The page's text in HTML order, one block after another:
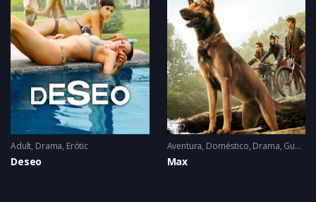
Adult, Drama, Erótic
Deseo
Aventura, Doméstico, Drama, Guerra
Max